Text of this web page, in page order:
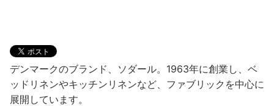
デンマークのブランド、ソダール。1963年に創業し、ベ
ッドリネンやキッチンリネンなど、ファブリックを中心に
展開しています。